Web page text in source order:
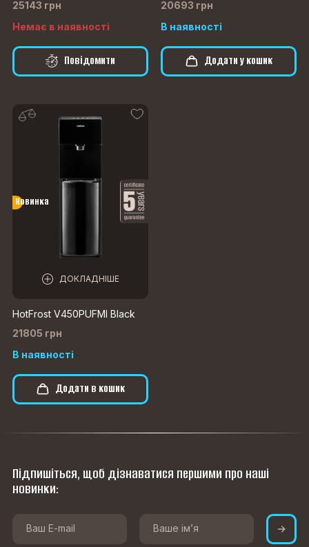
25143 грн
20693 грн
Немає в наявності
Повідомити
В наявності
Додати у кошик
Новинка
ДОКЛАДНІШЕ
HotFrost V450PUFMI Black
21805 грн
В наявності
Додати в кошик
Підпишіться, щоб дізнаватися першими про наші
новинки: